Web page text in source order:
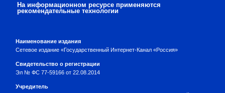
На информационном ресурсе применяются
рекомендательные технологии
Наименование издания
Сетевое издание «Государственный Интернет-Канал «Россия»
Свидетельство о регистрации
Эл № ФС 77-59166 от 22.08.2014
Учредитель